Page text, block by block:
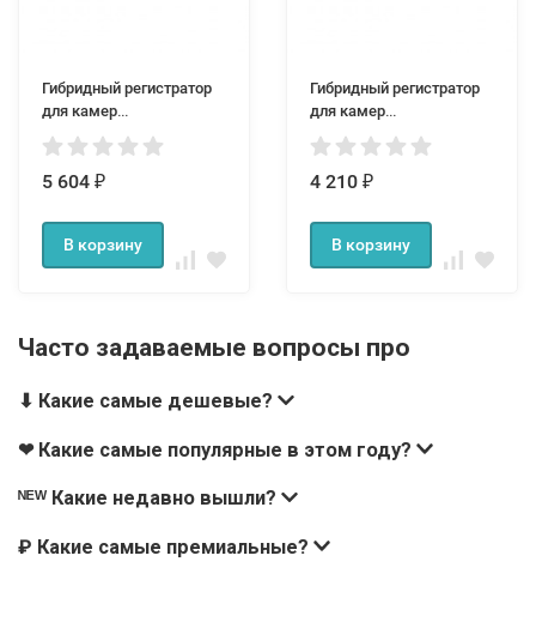
Гибридный регистратор
для камер
видеонаблюдения 8
канальный OR612
5 604 ₽
В корзину
Гибридный регистратор
для камер
видеонаблюдения 4
канальный OR611
4 210 ₽
В корзину
Часто задаваемые вопросы про
⬇ Какие самые дешевые?
❤ Какие самые популярные в этом году?
ᴺᴱᵂ Какие недавно вышли?
₽ Какие самые премиальные?